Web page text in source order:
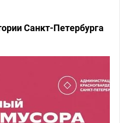
Санкт-Петербурга